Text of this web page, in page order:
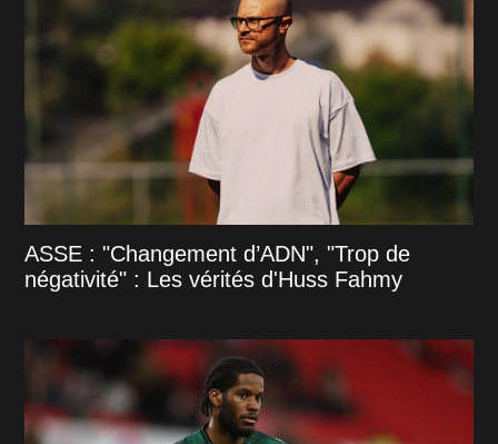
ASSE : "Changement d’ADN", "Trop de
négativité" : Les vérités d'Huss Fahmy